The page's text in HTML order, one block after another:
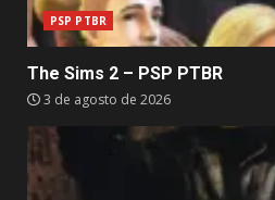
PSP PTBR
The Sims 2 – PSP PTBR
3 de agosto de 2026